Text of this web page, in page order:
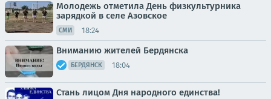
Молодежь отметила День физкультурника
зарядкой в селе Азовское
СМИ 18:24
Вниманию жителей Бердянска
БЕРДЯНСК 18:04
Стань лицом Дня народного единства!